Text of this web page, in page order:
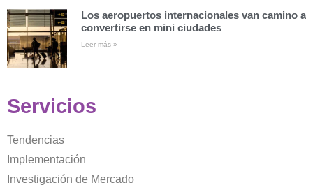
Los aeropuertos internacionales van camino a
convertirse en mini ciudades
Leer más »
Servicios
Tendencias
Implementación
Investigación de Mercado